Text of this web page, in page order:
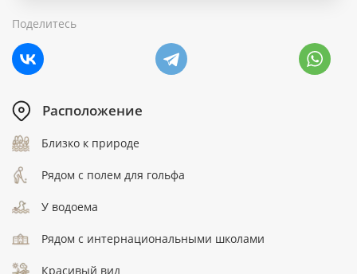
Поделитесь
Расположение
Близко к природе
Рядом с полем для гольфа
У водоема
Рядом с интернациональными школами
Красивый вид